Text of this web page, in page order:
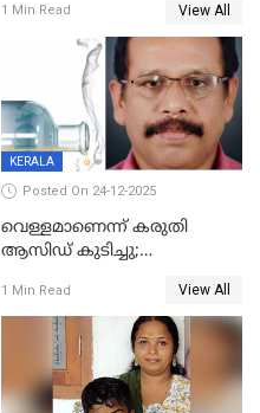
ഗർഭിണിയായ യുവതിക്ക് ക്രൂര
1 Min Read View All
KERALA
Posted On 24-12-2025
വെള്ളമാണെന്ന് കരുതി
ആസിഡ് കുടിച്ചു;
മരിച്ചു
1 Min Read View All